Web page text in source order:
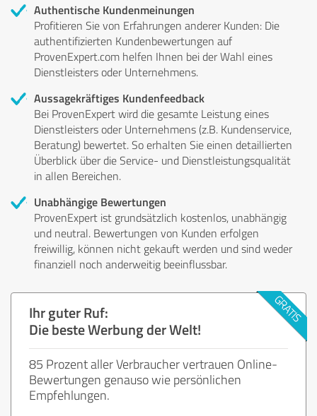
Authentische Kundenmeinungen
Profitieren Sie von Erfahrungen anderer Kunden: Die
authentifizierten Kundenbewertungen auf
ProvenExpert.com helfen Ihnen bei der Wahl eines
Dienstleisters oder Unternehmens.
Aussagekräftiges Kundenfeedback
Bei ProvenExpert wird die gesamte Leistung eines
Dienstleisters oder Unternehmens (z.B. Kundenservice,
Beratung) bewertet. So erhalten Sie einen detaillierten
Überblick über die Service- und Dienstleistungsqualität
in allen Bereichen.
Unabhängige Bewertungen
ProvenExpert ist grundsätzlich kostenlos, unabhängig
und neutral. Bewertungen von Kunden erfolgen
freiwillig, können nicht gekauft werden und sind weder
finanziell noch anderweitig beeinflussbar.
Ihr guter Ruf:
Die beste Werbung der Welt!
85 Prozent aller Verbraucher vertrauen Online-
Bewertungen genauso wie persönlichen
Empfehlungen.